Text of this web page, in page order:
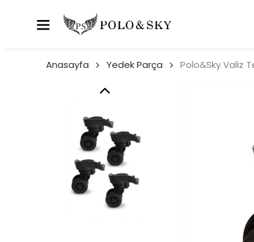
Anasayfa Yedek Parça Polo&Sky Valiz